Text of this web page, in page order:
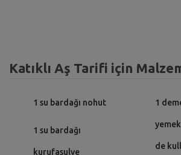
Katıklı Aş Tarifi için
1 su bardağı nohut
1 su bardağı
kurufasulye
1
de